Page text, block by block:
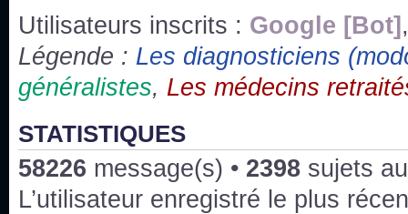
Bonne année tout le monde !
Un peu de ménage, spams supprimés. Depuis
chaines françaises diffusent House, HD1 et
3x24 Human Error mais je suis pas sur
Bonjour j'aimerais que l'on m'aide à trouver un
qu'une personne fait un arrêt cardiaque mais
Utilisateurs inscrits : Google [Bot]
Légende : Les diagnosticiens
généralistes, Les médecins
STATISTIQUES
58226 message(s) • 2398 sujets
L’utilisateur enregistré le plus